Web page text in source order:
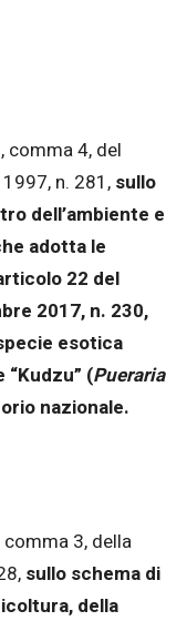
comma 4, del
n. 281, sullo
dell’ambiente e
adotta le
22 del
2017, n. 230,
esotica
(Pueraria
nazionale.
comma 3, della
sullo schema di
della